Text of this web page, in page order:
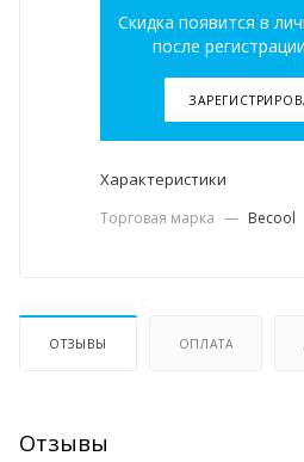
Скидка появится в
после
Характеристики
Торговая марка — Becool
ОТЗЫВЫ ОПЛАТА
Отзывы